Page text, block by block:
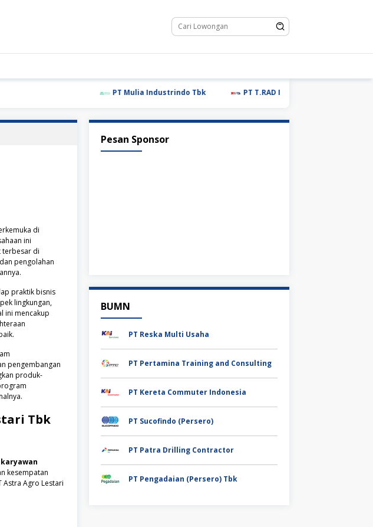
PT Mulia Industrindo Tbk PT T.RAD Indonesia
di
ini
terbesar di
pengolahan
praktik bisnis
lingkungan,
ini mencakup
pengembangan
produk-
Tbk
kesempatan
Astra Agro Lestari
Pesan Sponsor
BUMN
PT Reska Multi Usaha
PT Pertamina Training and Consulting
PT Kereta Commuter Indonesia
PT Sucofindo (Persero)
PT Patra Drilling Contractor
PT Pengadaian (Persero) Tbk